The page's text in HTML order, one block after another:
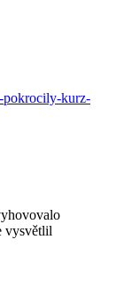
pokrocily-kurz-
vysvětlil